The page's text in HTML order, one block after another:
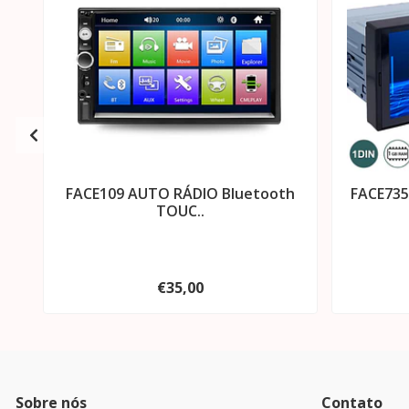
FACE109 AUTO RÁDIO Bluetooth
TOUC..
€35,00
Sobre nós Contato